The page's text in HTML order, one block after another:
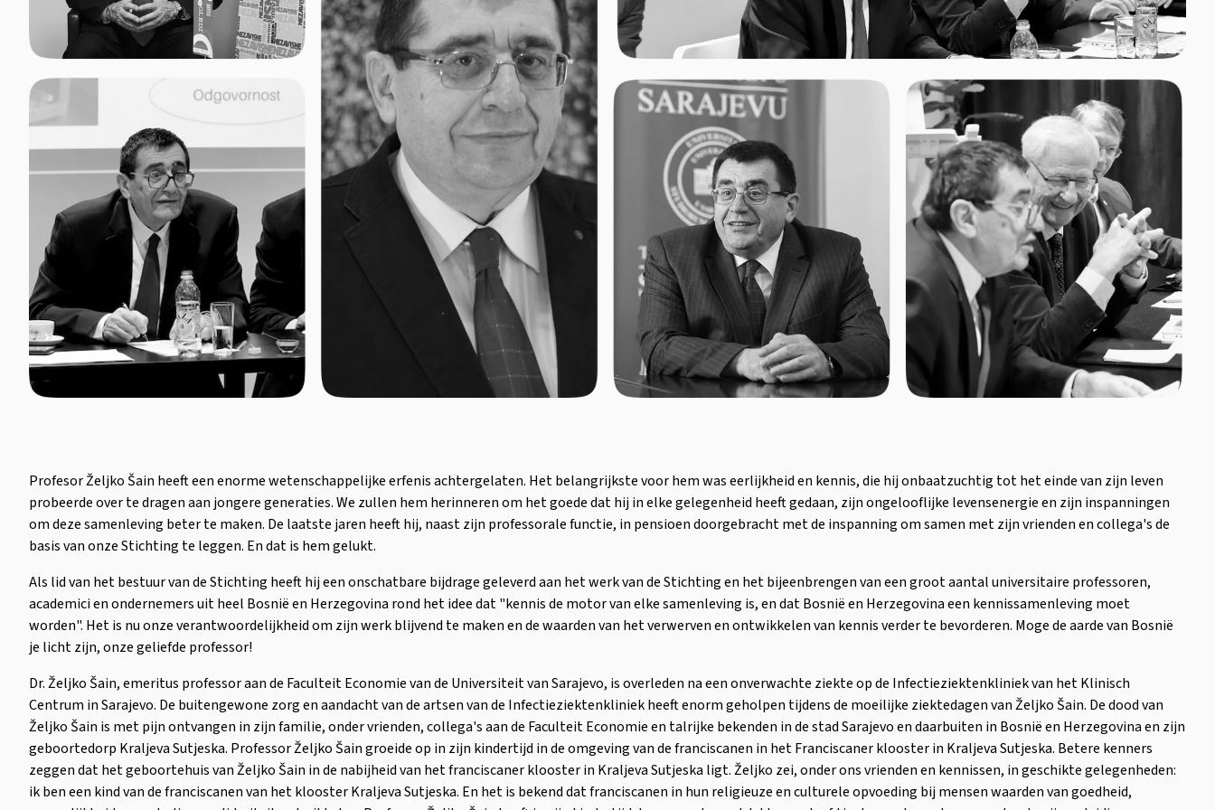
Profesor Željko Šain heeft een enorme wetenschappelijke erfenis achtergelaten. Het belangrijkste voor hem was eerlijkheid en kennis, die hij onbaatzuchtig tot het einde van zijn leven
probeerde over te dragen aan jongere generaties. We zullen hem herinneren om het goede dat hij in elke gelegenheid heeft gedaan, zijn ongelooflijke levensenergie en zijn inspanningen
om deze samenleving beter te maken. De laatste jaren heeft hij, naast zijn professorale functie, in pensioen doorgebracht met de inspanning om samen met zijn vrienden en collega's de
basis van onze Stichting te leggen. En dat is hem gelukt.
Als lid van het bestuur van de Stichting heeft hij een onschatbare bijdrage geleverd aan het werk van de Stichting en het bijeenbrengen van een groot aantal universitaire professoren,
academici en ondernemers uit heel Bosnië en Herzegovina rond het idee dat "kennis de motor van elke samenleving is, en dat Bosnië en Herzegovina een kennissamenleving moet
worden". Het is nu onze verantwoordelijkheid om zijn werk blijvend te maken en de waarden van het verwerven en ontwikkelen van kennis verder te bevorderen. Moge de aarde van Bosnië
je licht zijn, onze geliefde professor!
Dr. Željko Šain, emeritus professor aan de Faculteit Economie van de Universiteit van Sarajevo, is overleden na een onverwachte ziekte op de Infectieziektenkliniek van het Klinisch
Centrum in Sarajevo. De buitengewone zorg en aandacht van de artsen van de Infectieziektenkliniek heeft enorm geholpen tijdens de moeilijke ziektedagen van Željko Šain. De dood van
Željko Šain is met pijn ontvangen in zijn familie, onder vrienden, collega's aan de Faculteit Economie en talrijke bekenden in de stad Sarajevo en daarbuiten in Bosnië en Herzegovina en zijn
geboortedorp Kraljeva Sutjeska. Professor Željko Šain groeide op in zijn kindertijd in de omgeving van de franciscanen in het Franciscaner klooster in Kraljeva Sutjeska. Betere kenners
zeggen dat het geboortehuis van Željko Šain in de nabijheid van het franciscaner klooster in Kraljeva Sutjeska ligt. Željko zei, onder ons vrienden en kennissen, in geschikte gelegenheden:
ik ben een kind van de franciscanen van het klooster Kraljeva Sutjeska. En het is bekend dat franciscanen in hun religieuze en culturele opvoeding bij mensen waarden van goedheid,